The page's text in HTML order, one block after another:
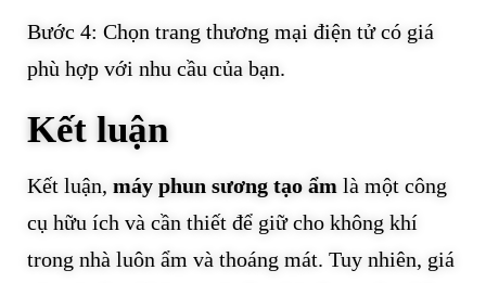
Bước 4: Chọn trang thương mại điện tử có giá
phù hợp với nhu cầu của bạn.
Kết luận
Kết luận, máy phun sương tạo ẩm là một công
cụ hữu ích và cần thiết để giữ cho không khí
trong nhà luôn ẩm và thoáng mát. Tuy nhiên, giá